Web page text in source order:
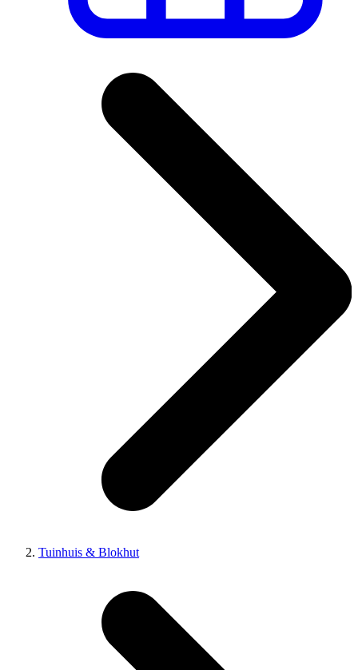
Tuinhuis & Blokhut